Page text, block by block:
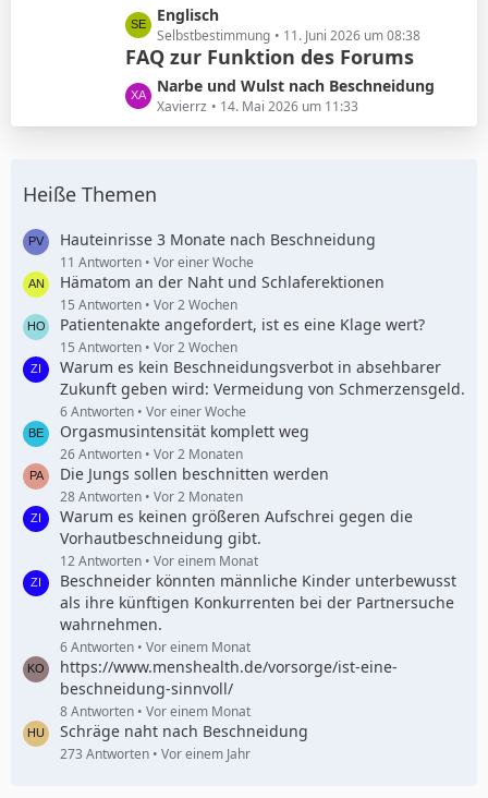
L
e
t
z
t
e
i
r
ä
g
e
Englisch
Selbstbestimmung 11. Juni 2026 um 08:38
FAQ zur Funktion des Forums
L
e
t
e
e
i
t
r
ä
g
e
Narbe und Wulst nach Beschneidung
Xavierrz 14. Mai 2026 um 11:33
Heiße Themen
Hauteinrisse 3 Monate nach Beschneidung
11 Antworten Vor einer Woche
Hämatom an der Naht und Schlaferektionen
15 Antworten Vor 2 Wochen
Patientenakte angefordert, ist es eine Klage wert?
15 Antworten Vor 2 Wochen
Warum es kein Beschneidungsverbot in absehbarer
Zukunft geben wird: Vermeidung von Schmerzensgeld.
6 Antworten Vor einer Woche
Orgasmusintensität komplett weg
26 Antworten Vor 2 Monaten
Die Jungs sollen beschnitten werden
28 Antworten Vor 2 Monaten
Warum es keinen größeren Aufschrei gegen die
Vorhautbeschneidung gibt.
12 Antworten Vor einem Monat
Beschneider könnten männliche Kinder unterbewusst
als ihre künftigen Konkurrenten bei der Partnersuche
wahrnehmen.
6 Antworten Vor einem Monat
https://www.menshealth.de/vorsorge/ist-eine-
beschneidung-sinnvoll/
8 Antworten Vor einem Monat
Schräge naht nach Beschneidung
273 Antworten Vor einem Jahr